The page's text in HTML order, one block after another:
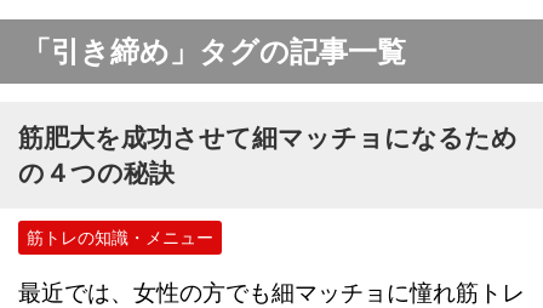
「引き締め」タグの記事一覧
筋肥大を成功させて細マッチョになるため
の４つの秘訣
筋トレの知識・メニュー
最近では、女性の方でも細マッチョに憧れ筋トレ